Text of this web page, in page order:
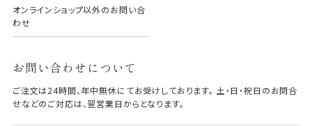
オンラインショップ以外のお問い合
わせ
お問い合わせについて
ご注文は24時間、年中無休にてお受けしております。 土・日・祝日のお問合
せなどのご対応は、翌営業日からとなります。